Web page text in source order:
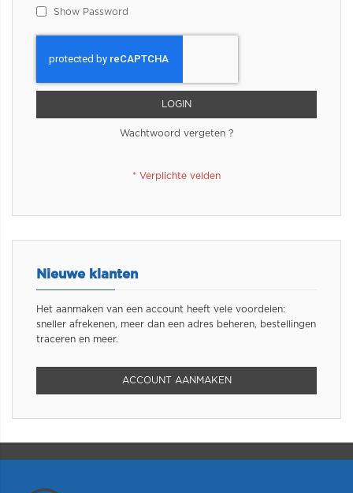
Show Password
LOGIN
Wachtwoord vergeten ?
Nieuwe klanten
Het aanmaken van een account heeft vele voordelen:
sneller afrekenen, meer dan een adres beheren, bestellingen
traceren en meer.
ACCOUNT AANMAKEN